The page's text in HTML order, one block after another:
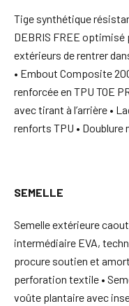
Tige synthétique
DEBRIS FREE
extérieurs de rentrer
• Embout Composite
renforcée en TPU TOE
avec tirant à l’arrière •
renforts TPU • Doublure
SEMELLE
Semelle extérieure
intermédiaire EVA,
procure soutien et
perforation textile •
voûte plantaire avec